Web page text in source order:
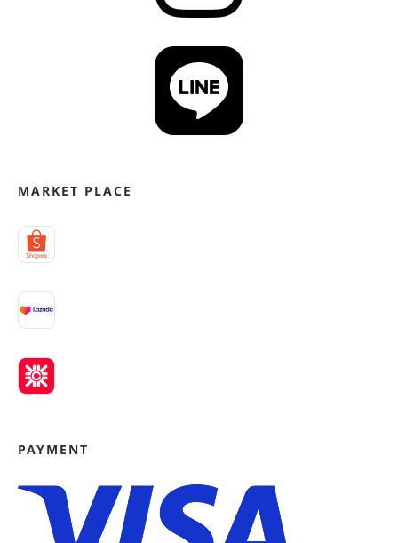
MARKET PLACE
PAYMENT